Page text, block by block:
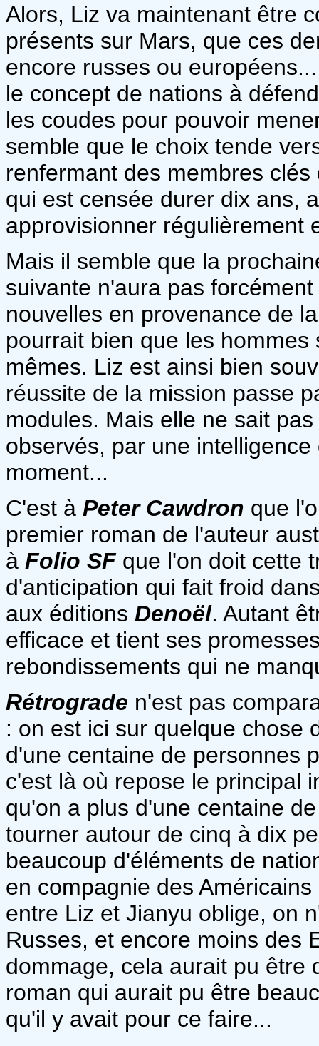
Alors, Liz va maintenant être
présents sur Mars, que ces
encore russes ou
le concept de nations à
les coudes pour pouvoir
semble que le choix tende
renfermant des membres
qui est censée durer dix ans,
approvisionner régulièrement
Mais il semble que la
suivante n'aura pas
nouvelles en provenance de
pourrait bien que les
mêmes. Liz est ainsi bien
réussite de la mission passe
modules. Mais elle ne sait
observés, par une
moment...
C'est à Peter Cawdron que
premier roman de l'auteur
à Folio SFque l'on doit cette
d'anticipation qui fait froid
aux éditions Denoël. Autant
efficace et tient ses
rebondissements qui ne
Rétrograde n'est pas
: on est ici sur quelque chose
d'une centaine de personnes
c'est là où repose le principal
qu'on a plus d'une centaine
tourner autour de cinq à dix
beaucoup d'éléments de
en compagnie des
entre Liz et Jianyu oblige, on
Russes, et encore moins des
dommage, cela aurait pu être
roman qui aurait pu être
qu'il y avait pour ce faire...